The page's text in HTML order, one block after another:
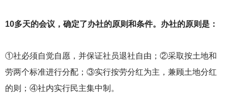
10多天的会议，确定了办社的原则和条件。办社的原则是：
①社必须自觉自愿，并保证社员退社自由；②采取按土地和
劳两个标准进行分配；③实行按劳分红为主，兼顾土地分红
的则；④社内实行民主集中制。